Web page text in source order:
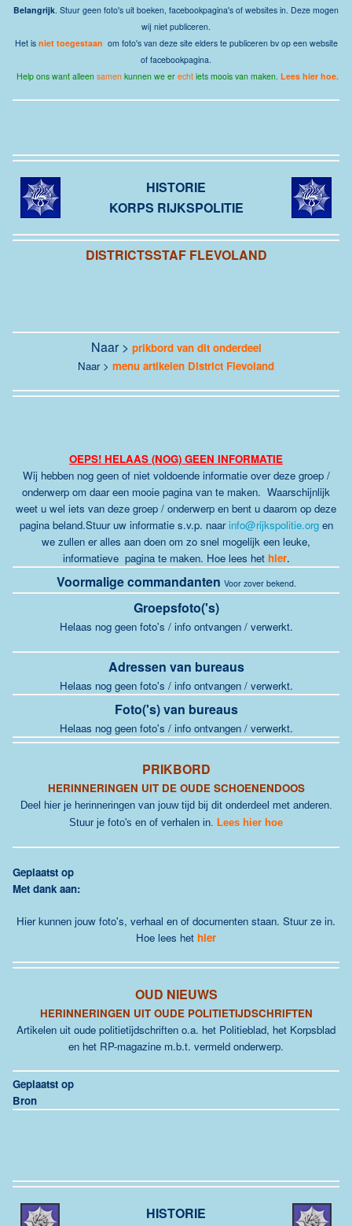
Belangrijk. Stuur geen foto's uit boeken, facebookpagina's of websites in. Deze mogen
wij niet publiceren.
Het is niet toegestaan om foto's van deze site elders te publiceren bv op een website
of facebookpagina.
Help ons want alleen samen kunnen we er echt iets moois van maken. Lees hier hoe.
HISTORIE
KORPS RIJKSPOLITIE
DISTRICTSSTAF FLEVOLAND
Naar > prikbord van dit onderdeel
Naar > menu artikelen District Flevoland
OEPS! HELAAS (NOG) GEEN INFORMATIE
Wij hebben nog geen of niet voldoende informatie over deze groep /
onderwerp om daar een mooie pagina van te maken. Waarschijnlijk
weet u wel iets van deze groep / onderwerp en bent u daarom op deze
pagina beland.Stuur uw informatie s.v.p. naar info@rijkspolitie.org en
we zullen er alles aan doen om zo snel mogelijk een leuke,
informatieve pagina te maken. Hoe lees het hier.
Voormalige commandanten Voor zover bekend.
Groepsfoto('s)
Helaas nog geen foto's / info ontvangen / verwerkt.
Adressen van bureaus
Helaas nog geen foto's / info ontvangen / verwerkt.
Foto('s) van bureaus
Helaas nog geen foto's / info ontvangen / verwerkt.
PRIKBORD
HERINNERINGEN UIT DE OUDE SCHOENENDOOS
Deel hier je herinneringen van jouw tijd bij dit onderdeel met anderen.
Stuur je foto's en of verhalen in. Lees hier hoe
Geplaatst op
Met dank aan:
Hier kunnen jouw foto's, verhaal en of documenten staan. Stuur ze in.
Hoe lees het hier
OUD NIEUWS
HERINNERINGEN UIT OUDE POLITIETIJDSCHRIFTEN
Artikelen uit oude politietijdschriften o.a. het Politieblad, het Korpsblad
en het RP-magazine m.b.t. vermeld onderwerp.
Geplaatst op
Bron
HISTORIE